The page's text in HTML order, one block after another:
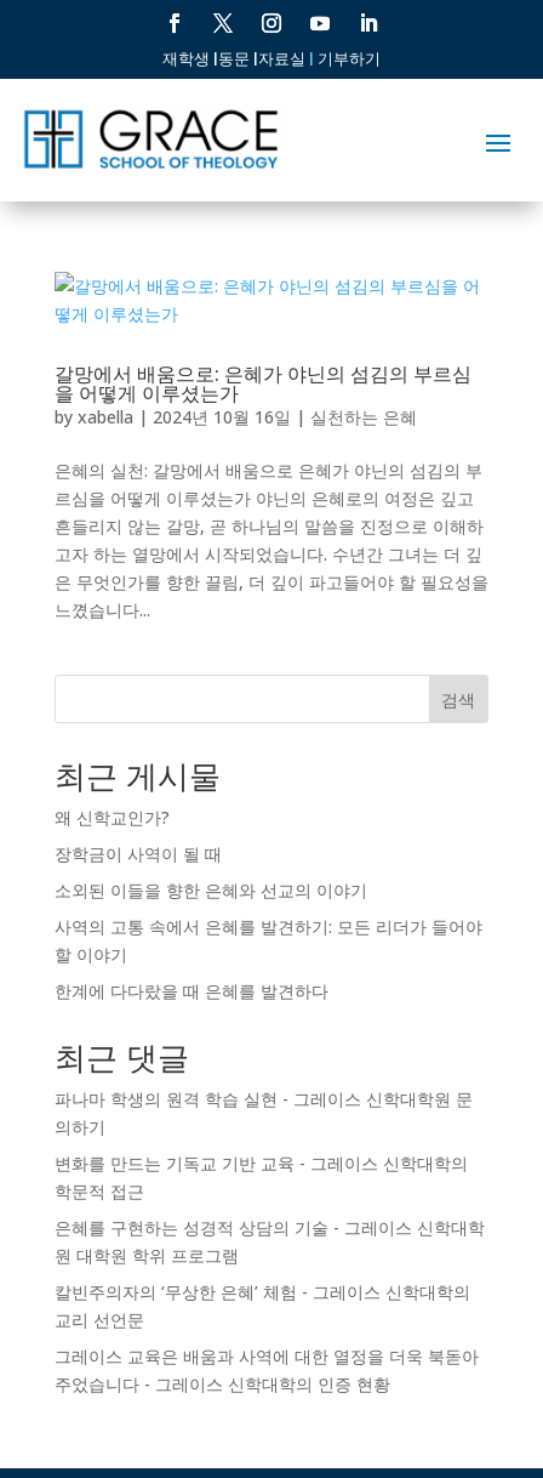
재학생 |동문 |자료실 | 기부하기
갈망에서 배움으로: 은혜가 야닌의 섬김의 부르심
을 어떻게 이루셨는가
by xabella | 2024년 10월 16일 | 실천하는 은혜
은혜의 실천: 갈망에서 배움으로 은혜가 야닌의 섬김의 부
르심을 어떻게 이루셨는가 야닌의 은혜로의 여정은 깊고
흔들리지 않는 갈망, 곧 하나님의 말씀을 진정으로 이해하
고자 하는 열망에서 시작되었습니다. 수년간 그녀는 더 깊
은 무엇인가를 향한 끌림, 더 깊이 파고들어야 할 필요성을
느꼈습니다...
검색
최근 게시물
왜 신학교인가?
장학금이 사역이 될 때
소외된 이들을 향한 은혜와 선교의 이야기
사역의 고통 속에서 은혜를 발견하기: 모든 리더가 들어야
할 이야기
한계에 다다랐을 때 은혜를 발견하다
최근 댓글
파나마 학생의 원격 학습 실현 - 그레이스 신학대학원 문
의하기
변화를 만드는 기독교 기반 교육 - 그레이스 신학대학의
학문적 접근
은혜를 구현하는 성경적 상담의 기술 - 그레이스 신학대학
원 대학원 학위 프로그램
칼빈주의자의 ‘무상한 은혜’ 체험 - 그레이스 신학대학의
교리 선언문
그레이스 교육은 배움과 사역에 대한 열정을 더욱 북돋아
주었습니다 - 그레이스 신학대학의 인증 현황